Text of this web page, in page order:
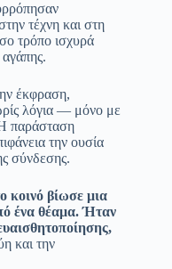
τέχνη και στη
τρόπο ισχυρά
έκφραση,
λόγια — μόνο με
παράσταση
την ουσία
σύνδεσης.
κοινό βίωσε μια
ένα θέαμα. Ήταν
και την